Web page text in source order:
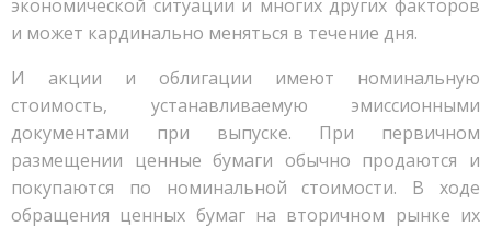
экономической ситуации и многих других факторов
и может кардинально меняться в течение дня.
И акции и облигации имеют номинальную
стоимость, устанавливаемую эмиссионными
документами при выпуске. При первичном
размещении ценные бумаги обычно продаются и
покупаются по номинальной стоимости. В ходе
обращения ценных бумаг на вторичном рынке их